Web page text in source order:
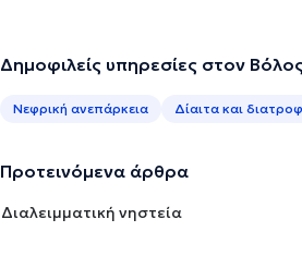
Δημοφιλείς υπηρεσίες στον Βόλος
Νεφρική ανεπάρκεια Δίαιτα και
Προτεινόμενα άρθρα
Διαλειμματική νηστεία